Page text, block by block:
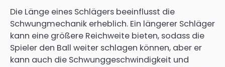
Die Länge eines Schlägers beeinflusst die
Schwungmechanik erheblich. Ein längerer Schläger
kann eine größere Reichweite bieten, sodass die
Spieler den Ball weiter schlagen können, aber er
kann auch die Schwunggeschwindigkeit und